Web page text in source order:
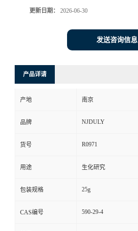
更新日期： 2026-06-30
发送咨询信息
产品详请
产地 南京
品牌 NJDULY
货号 R0971
用途 生化研究
包装规格 25g
CAS编号 590-29-4